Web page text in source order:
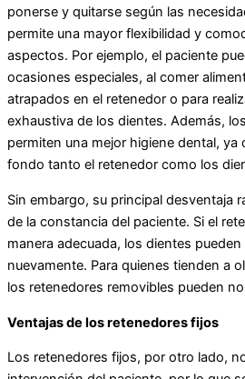
ponerse y quitarse según las
permite una mayor flexibilidad y
aspectos. Por ejemplo, el paciente
ocasiones especiales, al comer
atrapados en el retenedor o para
exhaustiva de los dientes. Además,
permiten una mejor higiene dental, ya
fondo tanto el retenedor como los
Sin embargo, su principal desventaja
de la constancia del paciente. Si el
manera adecuada, los dientes
nuevamente. Para quienes tienden a
los retenedores removibles pueden
Ventajas de los retenedores fijos
Los retenedores fijos, por otro lado,